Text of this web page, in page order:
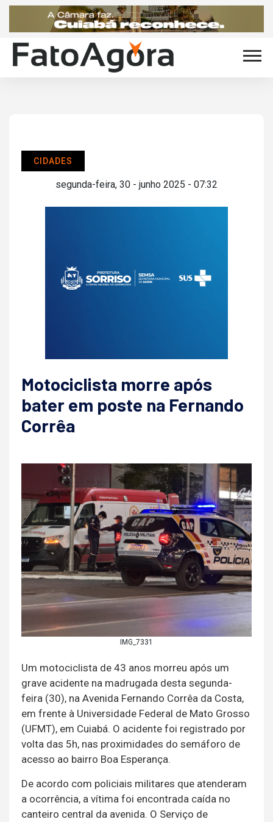
CIDADES
segunda-feira, 30 - junho 2025 - 07:32
Motociclista morre após
bater em poste na Fernando
Corrêa
IMG_7331
Um motociclista de 43 anos morreu após um
grave acidente na madrugada desta segunda-
feira (30), na Avenida Fernando Corrêa da Costa,
em frente à Universidade Federal de Mato Grosso
(UFMT), em Cuiabá. O acidente foi registrado por
volta das 5h, nas proximidades do semáforo de
acesso ao bairro Boa Esperança.
De acordo com policiais militares que atenderam
a ocorrência, a vítima foi encontrada caída no
canteiro central da avenida. O Serviço de